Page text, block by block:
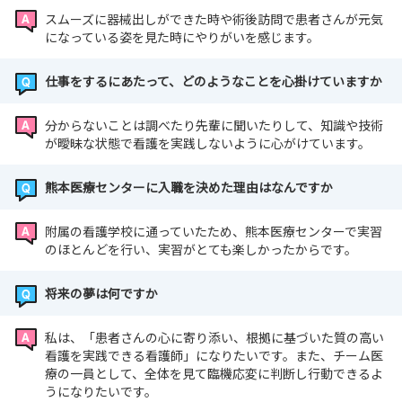
スムーズに器械出しができた時や術後訪問で患者さんが元気
になっている姿を見た時にやりがいを感じます。
仕事をするにあたって、どのようなことを心掛けていますか
分からないことは調べたり先輩に聞いたりして、知識や技術
が曖昧な状態で看護を実践しないように心がけています。
熊本医療センターに入職を決めた理由はなんですか
附属の看護学校に通っていたため、熊本医療センターで実習
のほとんどを行い、実習がとても楽しかったからです。
将来の夢は何ですか
私は、「患者さんの心に寄り添い、根拠に基づいた質の高い
看護を実践できる看護師」になりたいです。また、チーム医
療の一員として、全体を見て臨機応変に判断し行動できるよ
うになりたいです。